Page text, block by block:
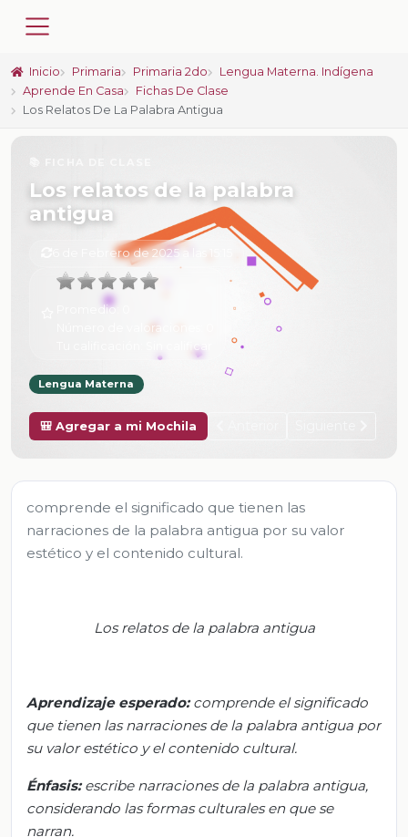
Inicio Primaria Primaria 2do
Lengua Materna. Indígena
Aprende En Casa
Fichas De Clase
Los Relatos De La Palabra Antigua
Los relatos de la palabra
antigua
6 de Febrero de 2025 a las 15:15
Promedio:
Número de valoraciones:
Sin calificar
Lengua Materna
🎒 Agregar a mi Mochila
comprende el significado que tienen las
narraciones de la palabra antigua por su valor
estético y el contenido cultural.
Los relatos de la palabra antigua
Aprendizaje esperado: comprende el significado
que tienen las narraciones de la palabra antigua por
su valor estético y el contenido cultural.
Énfasis: escribe narraciones de la palabra antigua,
considerando las formas culturales en que se
narran.